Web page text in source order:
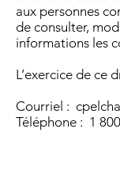
aux personnes
de consulter,
informations les
L’exercice de ce
Courriel :
Téléphone : 1